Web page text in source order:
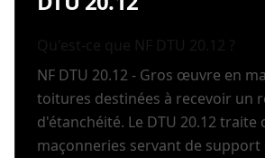
NF DTU 20.12 - Gros œuvre en
toitures destinées à recevoir un
d'étanchéité. Le DTU 20.12 traite
maçonneries servant de support